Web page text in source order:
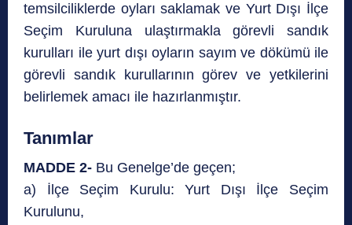
temsilciliklerde oyları saklamak ve Yurt Dışı İlçe
Seçim Kuruluna ulaştırmakla görevli sandık
kurulları ile yurt dışı oyların sayım ve dökümü ile
görevli sandık kurullarının görev ve yetkilerini
belirlemek amacı ile hazırlanmıştır.
Tanımlar
MADDE 2- Bu Genelge’de geçen;
a) İlçe Seçim Kurulu: Yurt Dışı İlçe Seçim
Kurulunu,